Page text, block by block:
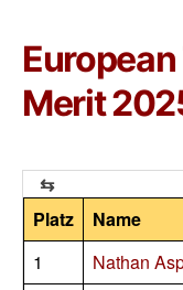
Merit
Platz Name
1
Nathan